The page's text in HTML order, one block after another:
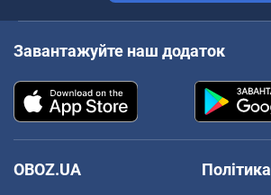
Завантажуйте наш додаток
OBOZ.UA
Політика